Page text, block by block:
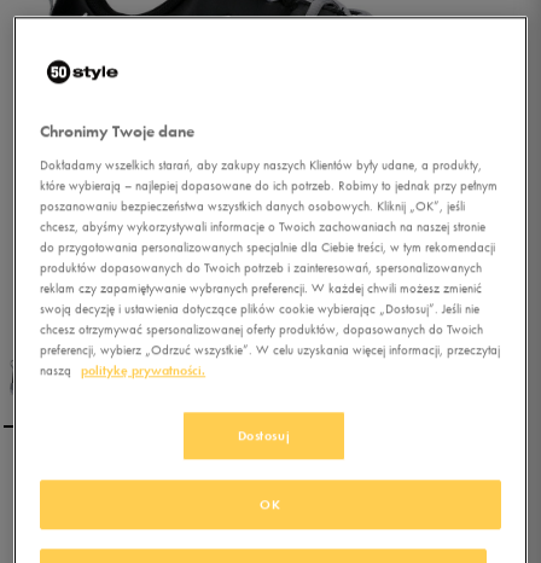
NIKE TEAM HUSTLE D 7
Chronimy Twoje dane
Dokładamy wszelkich starań, aby zakupy naszych Klientów były udane, a produkty,
które wybierają – najlepiej dopasowane do ich potrzeb. Robimy to jednak przy pełnym
poszanowaniu bezpieczeństwa wszystkich danych osobowych. Kliknij „OK”, jeśli
chcesz, abyśmy wykorzystywali informacje o Twoich zachowaniach na naszej stronie
do przygotowania personalizowanych specjalnie dla Ciebie treści, w tym rekomendacji
produktów dopasowanych do Twoich potrzeb i zainteresowań, spersonalizowanych
reklam czy zapamiętywanie wybranych preferencji. W każdej chwili możesz zmienić
swoją decyzję i ustawienia dotyczące plików cookie wybierając „Dostosuj”. Jeśli nie
chcesz otrzymywać spersonalizowanej oferty produktów, dopasowanych do Twoich
preferencji, wybierz „Odrzuć wszystkie”. W celu uzyskania więcej informacji, przeczytaj
naszą
politykę prywatności.
Dostosuj
OK